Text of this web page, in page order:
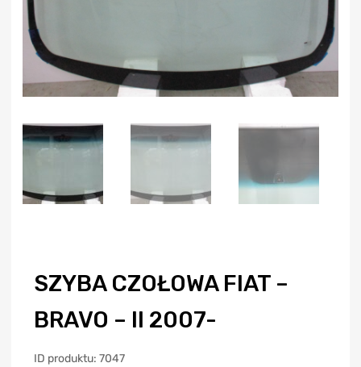
SZYBA CZOŁOWA FIAT –
BRAVO – II 2007-
ID produktu: 7047